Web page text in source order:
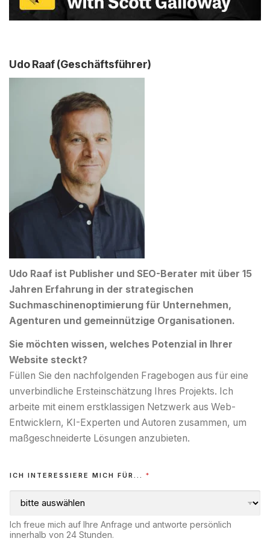
Udo Raaf (Geschäftsführer)
Udo Raaf ist Publisher und SEO-Berater mit über 15
Jahren Erfahrung in der strategischen
Suchmaschinenoptimierung für Unternehmen,
Agenturen und gemeinnützige Organisationen.
Sie möchten wissen, welches Potenzial in Ihrer
Website steckt?
Füllen Sie den nachfolgenden Fragebogen aus für eine
unverbindliche Ersteinschätzung Ihres Projekts. Ich
arbeite mit einem erstklassigen Netzwerk aus Web-
Entwicklern, KI-Experten und Autoren zusammen, um
maßgeschneiderte Lösungen anzubieten.
ICH INTERESSIERE MICH FÜR... *
Ich freue mich auf Ihre Anfrage und antworte persönlich
innerhalb von 24 Stunden.